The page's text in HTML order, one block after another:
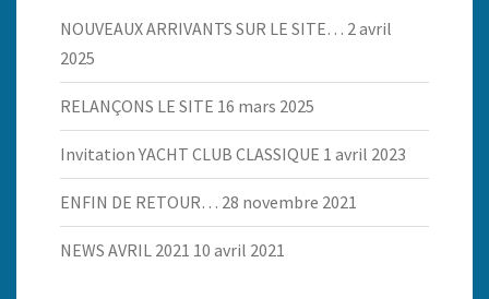
NOUVEAUX ARRIVANTS SUR LE SITE… 2 avril
2025
RELANÇONS LE SITE 16 mars 2025
Invitation YACHT CLUB CLASSIQUE 1 avril 2023
ENFIN DE RETOUR… 28 novembre 2021
NEWS AVRIL 2021 10 avril 2021